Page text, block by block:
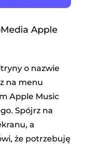
Apple
o nazwie
na menu
Apple Music
Spójrz na
a
że potrzebuję